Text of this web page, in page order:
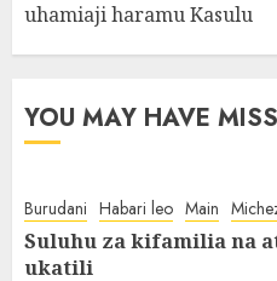
uhamiaji haramu Kasulu
YOU MAY HAVE
Burudani Habari leo Main
Suluhu za kifamilia na
ukatili